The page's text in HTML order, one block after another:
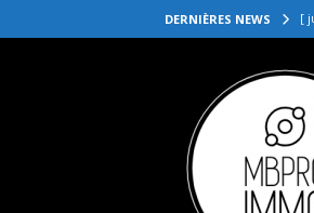
DERNIÈRES NEWS [
[
[
[
[